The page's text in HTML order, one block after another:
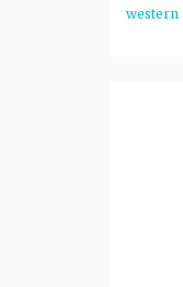
western